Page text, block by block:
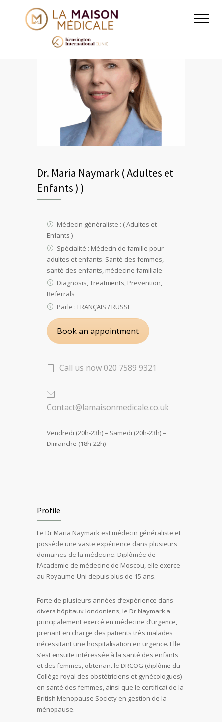
Dr. Maria Naymark ( Adultes et
Enfants ) )
Médecin généraliste : ( Adultes et
Enfants )
Spécialité : Médecin de famille pour
adultes et enfants. Santé des femmes,
santé des enfants, médecine familiale
Diagnosis, Treatments, Prevention,
Referrals
Parle : FRANÇAIS / RUSSE
Book an appointment
Call us now 020 7589 9321
Contact@lamaisonmedicale.co.uk
Vendredi (20h-23h) – Samedi (20h-23h) –
Dimanche (18h-22h)
Profile
Le Dr Maria Naymark est médecin généraliste et
possède une vaste expérience dans plusieurs
domaines de la médecine. Diplômée de
l’Académie de médecine de Moscou, elle exerce
au Royaume-Uni depuis plus de 15 ans.
Forte de plusieurs années d’expérience dans
divers hôpitaux londoniens, le Dr Naymark a
principalement exercé en médecine d’urgence,
prenant en charge des patients très malades
nécessitant une hospitalisation en urgence. Elle
s’est ensuite intéressée à la santé des enfants
et des femmes, obtenant le DRCOG (diplôme du
Collège royal des obstétriciens et gynécologues)
en santé des femmes, ainsi que le certificat de la
British Menopause Society en gestion de la
ménopause.